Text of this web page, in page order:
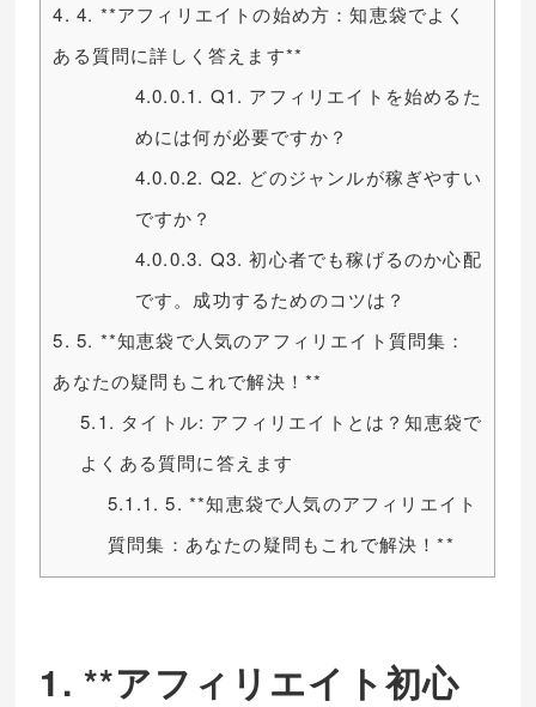
4. 4. **アフィリエイトの始め方：知恵袋でよく
ある質問に詳しく答えます**
4.0.0.1. Q1. アフィリエイトを始めるた
めには何が必要ですか？
4.0.0.2. Q2. どのジャンルが稼ぎやすい
ですか？
4.0.0.3. Q3. 初心者でも稼げるのか心配
です。成功するためのコツは？
5. 5. **知恵袋で人気のアフィリエイト質問集：
あなたの疑問もこれで解決！**
5.1. タイトル: アフィリエイトとは？知恵袋で
よくある質問に答えます
5.1.1. 5. **知恵袋で人気のアフィリエイト
質問集：あなたの疑問もこれで解決！**
1. **アフィリエイト初心